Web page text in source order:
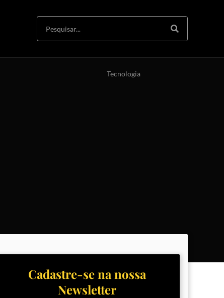
Tecnologia
Cadastre-se na nossa
Newsletter